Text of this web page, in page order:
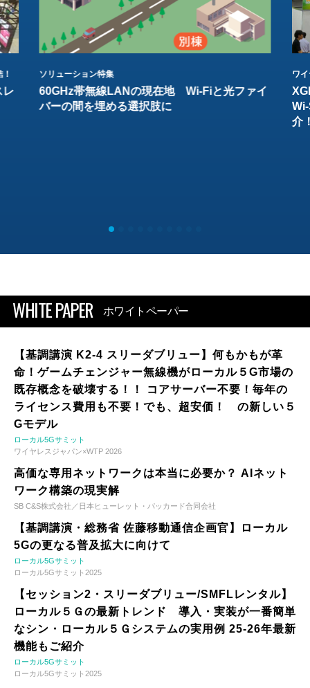
レ
ソリューション特集
60GHz帯無線LANの現在地 Wi-Fiと光ファイ
バーの間を埋める選択肢に
ワ
介
WHITE PAPER ホワイトペーパー
【基調講演 K2-4 スリーダブリュー】何もかもが革
命！ゲームチェンジャー無線機がローカル５G市場の
既存概念を破壊する！！ コアサーバー不要！毎年の
ライセンス費用も不要！でも、超安価！ の新しい５
Gモデル
ローカル5Gサミット
ワイヤレスジャパン×WTP 2026
高価な専用ネットワークは本当に必要か？ AIネット
ワーク構築の現実解
SB C&S株式会社／日本ヒューレット・パッカード合同会社
【基調講演・総務省 佐藤移動通信企画官】ローカル
5Gの更なる普及拡大に向けて
ローカル5Gサミット
ローカル5Gサミット2025
【セッション2・スリーダブリュー/SMFLレンタル】
ローカル５Ｇの最新トレンド 導入・実装が一番簡単
なシン・ローカル５Ｇシステムの実用例 25-26年最新
機能もご紹介
ローカル5Gサミット
ローカル5Gサミット2025